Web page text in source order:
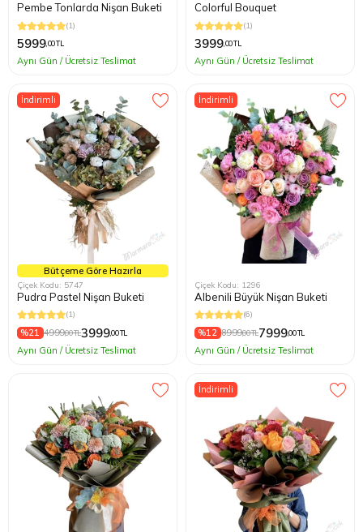
Pembe Tonlarda Nişan Buketi
(1)
5999,00 TL
Aynı Gün / Ücretsiz Teslimat
Colorful Bouquet
(1)
3999,00 TL
Aynı Gün / Ücretsiz Teslimat
İndirimli
Bütçeme Göre Hazırla
Çiçek Kodu: 5747
Pudra Pastel Nişan Buketi
(1)
%21 4999,00 TL3999,00 TL
Aynı Gün / Ücretsiz Teslimat
İndirimli
Çiçek Kodu: 1296
Albenili Büyük Nişan Buketi
(6)
%12 8999,00 TL7999,00 TL
Aynı Gün / Ücretsiz Teslimat
İndirimli